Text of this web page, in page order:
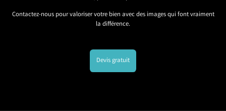
Contactez-nous pour valoriser votre bien avec des images qui font vraiment
la différence.
Devis gratuit